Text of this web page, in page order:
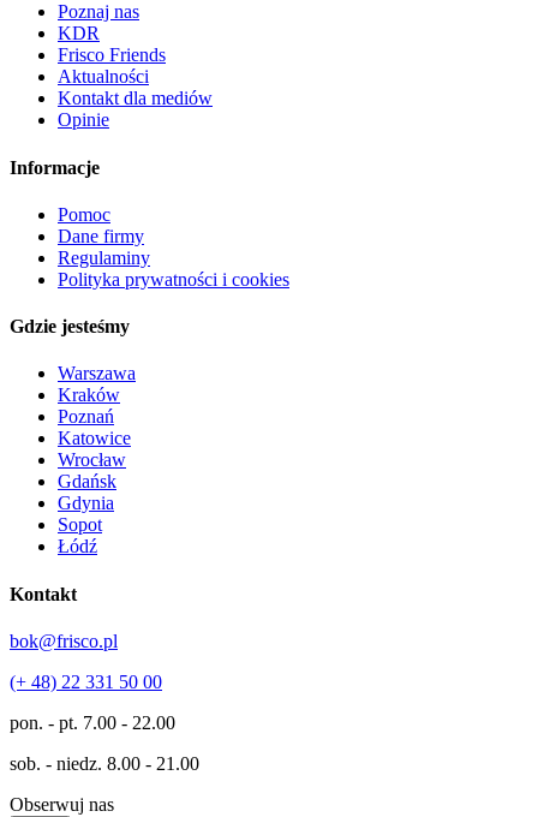
Poznaj nas
KDR
Frisco Friends
Aktualności
Kontakt dla mediów
Opinie
Informacje
Pomoc
Dane firmy
Regulaminy
Polityka prywatności i cookies
Gdzie jesteśmy
Warszawa
Kraków
Poznań
Katowice
Wrocław
Gdańsk
Gdynia
Sopot
Łódź
Kontakt
bok@frisco.pl
(+ 48) 22 331 50 00
pon. - pt. 7.00 - 22.00
sob. - niedz. 8.00 - 21.00
Obserwuj nas